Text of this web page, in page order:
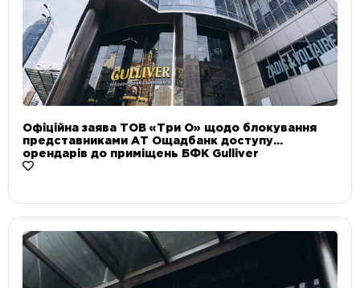
Офіційна заява ТОВ «Три О» щодо блокування
представниками АТ Ощадбанк доступу
орендарів до приміщень БФК Gulliver